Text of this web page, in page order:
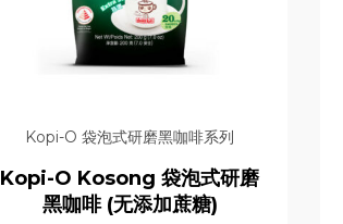
Kopi-O 袋泡式研磨黑咖啡系列
Kopi-O Kosong 袋泡式研磨
黑咖啡 (无添加蔗糖)